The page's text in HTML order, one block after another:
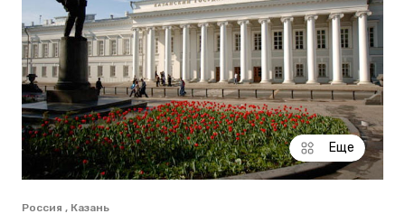
Еще
Россия , Казань